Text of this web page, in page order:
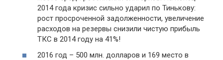
2014 года кризис сильно ударил по Тинькову:
рост просроченной задолженности, увеличение
расходов на резервы снизили чистую прибыль
ТКС в 2014 году на 41%!
2016 год – 500 млн. долларов и 169 место в